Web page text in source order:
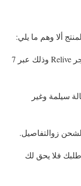
ألا وهم ما يلي:
حيث يحق لك أن تقوم بإستبدال منتجات متجر Relive وذلك عبر 7
سيلمة وغير
زوالتفاصيل.
طلبك فلا يحق لك